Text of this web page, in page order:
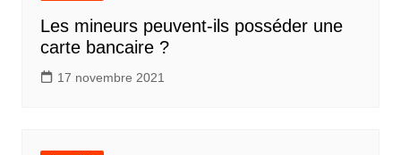
Les mineurs peuvent-ils posséder une
carte bancaire ?
17 novembre 2021